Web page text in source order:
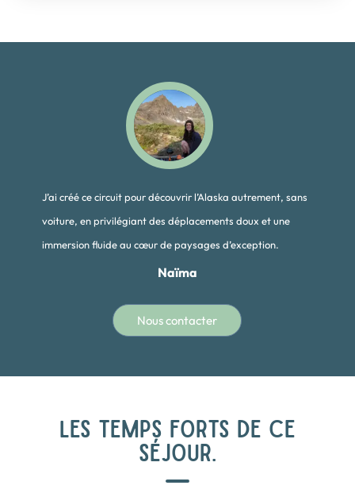
J’ai créé ce circuit pour découvrir l’Alaska autrement, sans
voiture, en privilégiant des déplacements doux et une
immersion fluide au cœur de paysages d’exception.
Naïma
Nous contacter
LES TEMPS FORTS DE CE
SÉJOUR.